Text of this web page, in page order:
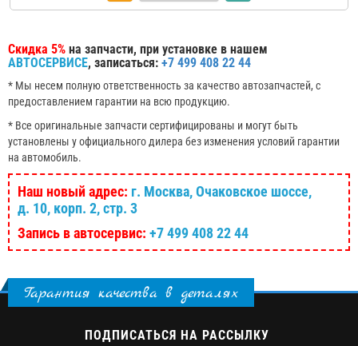
Скидка 5% на запчасти, при установке в нашем
АВТОСЕРВИСЕ, записаться: +7 499 408 22 44
* Мы несем полную ответственность за качество автозапчастей, с
предоставлением гарантии на всю продукцию.
* Все оригинальные запчасти сертифицированы и могут быть
установлены у официального дилера без изменения условий гарантии
на автомобиль.
Наш новый адрес: г. Москва, Очаковское шоссе,
д. 10, корп. 2, стр. 3
Запись в автосервис: +7 499 408 22 44
Гарантия качества в деталях
ПОДПИСАТЬСЯ НА РАССЫЛКУ